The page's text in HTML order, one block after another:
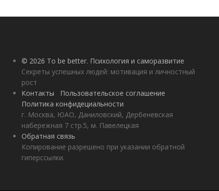
© 2026 To be better. Психология и саморазвитие
Секреты успешных людей: мотивация и личностный
рост
Контакты
Пользовательское соглашение
Политика конфидециальности
г. Москва, ЮАО, Даниловский, Дербеневская
набережная 7 стр.5, м. Павелецкая
Обратная связь
Копирование разрешено при указании обратной
гиперссылки.